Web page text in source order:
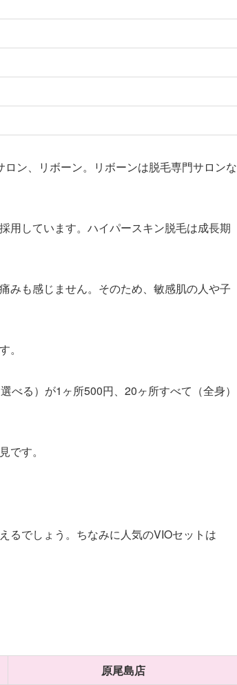
ン、リボーン。リボーンは脱毛専門サロンな
用しています。ハイパースキン脱毛は成長期
みも感じません。そのため、敏感肌の人や子
。
る）が1ヶ所500円、20ヶ所すべて（全身）
です。
るでしょう。ちなみに人気のVIOセットは
原尾島店